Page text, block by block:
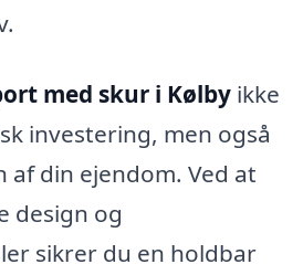
med skur i Kølby ikke
investering, men også
din ejendom. Ved at
design og
sikrer du en holdbar